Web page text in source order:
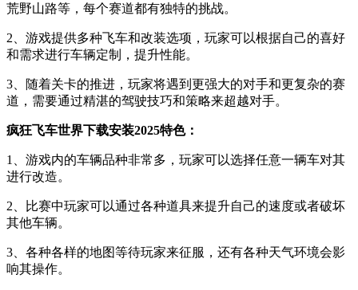
荒野山路等，每个赛道都有独特的挑战。
2、游戏提供多种飞车和改装选项，玩家可以根据自己的喜好
和需求进行车辆定制，提升性能。
3、随着关卡的推进，玩家将遇到更强大的对手和更复杂的赛
道，需要通过精湛的驾驶技巧和策略来超越对手。
疯狂飞车世界下载安装2025特色：
1、游戏内的车辆品种非常多，玩家可以选择任意一辆车对其
进行改造。
2、比赛中玩家可以通过各种道具来提升自己的速度或者破坏
其他车辆。
3、各种各样的地图等待玩家来征服，还有各种天气环境会影
响其操作。